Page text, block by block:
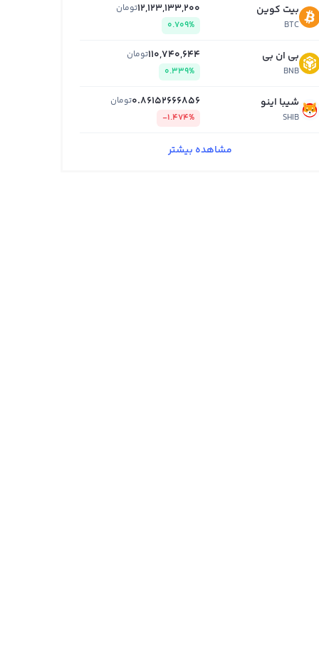
بیت کوین
BTC
12,123,133,200تومان
0.709%
بی ان بی
BNB
110,740,644تومان
0.339%
شیبا اینو
SHIB
0.86152666856تومان
-1.474%
مشاهده بیشتر